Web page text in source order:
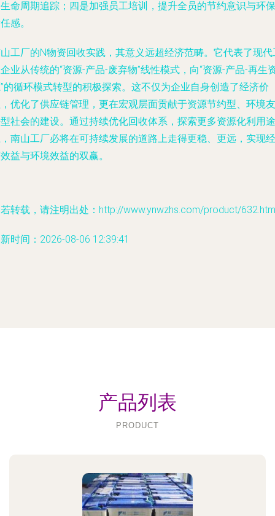
命周期追踪；四是加强员工培训，提升全员的节约意识与环保
感。
工厂的N物资回收实践，其意义远超经济范畴。它代表了现代
业从传统的“资源-产品-废弃物”线性模式，向“资源-产品-再生
的循环模式转型的积极探索。这不仅为企业自身创造了经济价
优化了供应链管理，更在宏观层面贡献于资源节约型、环境友
社会的建设。通过持续优化回收体系，探索更多资源化利用途
南山工厂必将在可持续发展的道路上走得更稳、更远，实现经
益与环境效益的双赢。
转载，请注明出处：http://www.ynwzhs.com/product/
时间：2026-08-06 12:39:41
产品列表
PRODUCT